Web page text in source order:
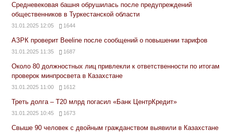
Средневековая башня обрушилась после предупреждений
общественников в Туркестанской области
31.01.2025 12:05 1644
АЗРК проверит Beeline после сообщений о повышении тарифов
31.01.2025 11:35 1687
Около 80 должностных лиц привлекли к ответственности по итогам
проверок минпросвета в Казахстане
31.01.2025 11:00 1612
Треть долга – Т20 млрд погасил «Банк ЦентрКредит»
31.01.2025 10:45 1673
Свыше 90 человек с двойным гражданством выявили в Казахстане